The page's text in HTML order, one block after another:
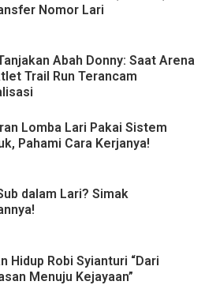
Nomor Lari
Abah Donny: Saat Arena
Trail Run Terancam
Lomba Lari Pakai Sistem
Pahami Cara Kerjanya!
dalam Lari? Simak
Hidup Robi Syianturi “Dari
Menuju Kejayaan”